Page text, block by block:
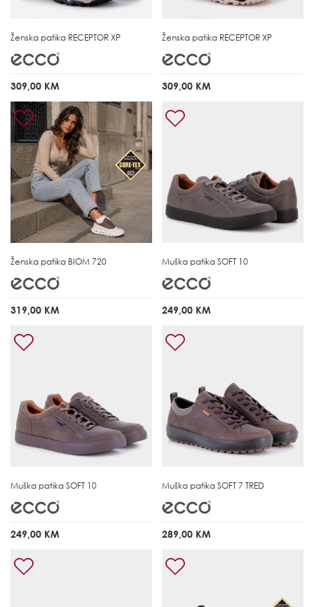
Ženska patika RECEPTOR XP
309,00 KM
Ženska patika RECEPTOR XP
309,00 KM
Ženska patika BIOM 720
319,00 KM
Muška patika SOFT 10
249,00 KM
Muška patika SOFT 10
249,00 KM
Muška patika SOFT 7 TRED
289,00 KM